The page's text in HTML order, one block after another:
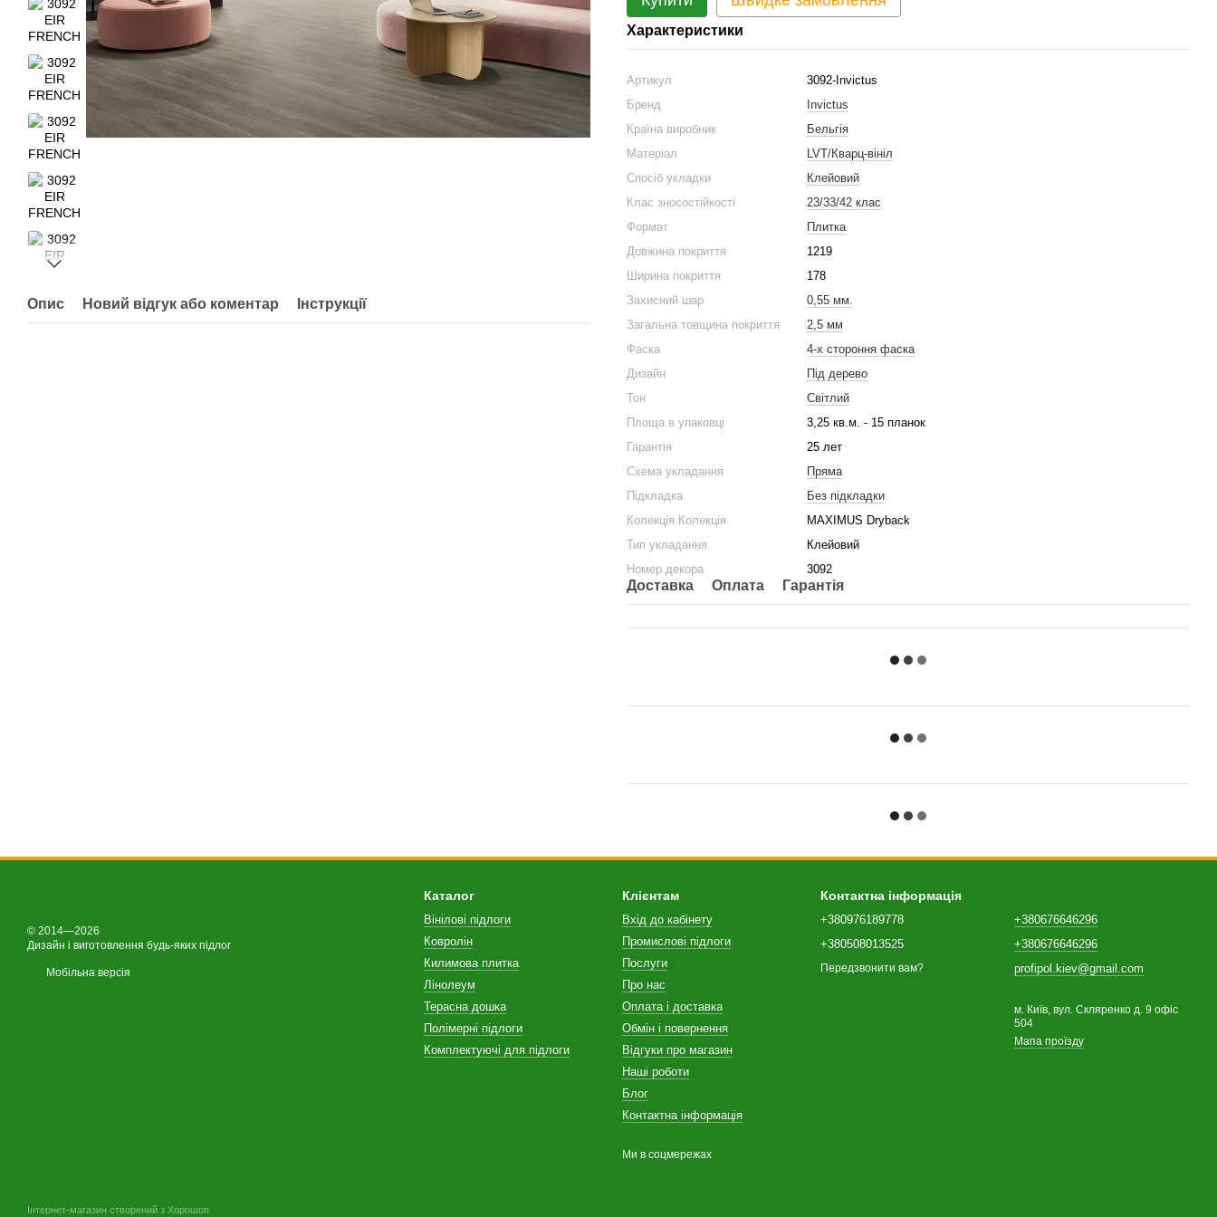
Опис Новий відгук або коментар Інструкції
Характеристики
Артикул
3092-Invictus
Бренд
Invictus
Країна виробник
Бельгія
Матеріал
LVT/Кварц-вініл
Спосіб укладки
Клейовий
Клас зносостійкості
23/33/42 клас
Формат
Плитка
Довжина покриття
1219
Ширина покриття
178
Захисний шар
0,55 мм.
Загальна товщина покриття
2,5 мм
Фаска
4-х стороння фаска
Дизайн
Під дерево
Тон
Світлий
Площа в упаковці
3,25 кв.м. - 15 планок
Гарантія
25 лет
Схема укладання
Пряма
Підкладка
Без підкладки
Колекція Колекція
MAXIMUS Dryback
Тип укладання
Клейовий
Номер декора
3092
Доставка Оплата Гарантія
© 2014—2026
Дизайн і виготовлення будь-яких підлог
Мобільна версія
Інтернет-магазин створений з Хорошоп
Каталог
Вінілові підлоги
Ковролін
Килимова плитка
Лінолеум
Терасна дошка
Полімерні підлоги
Комплектуючі для підлоги
Клієнтам
Вхід до кабінету
Промислові підлоги
Послуги
Про нас
Оплата і доставка
Обмін і повернення
Відгуки про магазин
Наші роботи
Блог
Контактна інформація
Ми в соцмережах
Контактна інформація
+380976189778
+380508013525
Передзвонити вам?
+380676646296
+380676646296
profipol.kiev@gmail.com
м. Київ, вул. Скляренко д. 9 офіс
504
Мапа проїзду